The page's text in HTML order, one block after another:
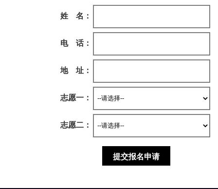
姓 名：
电 话：
地 址：
志愿一：
志愿二：